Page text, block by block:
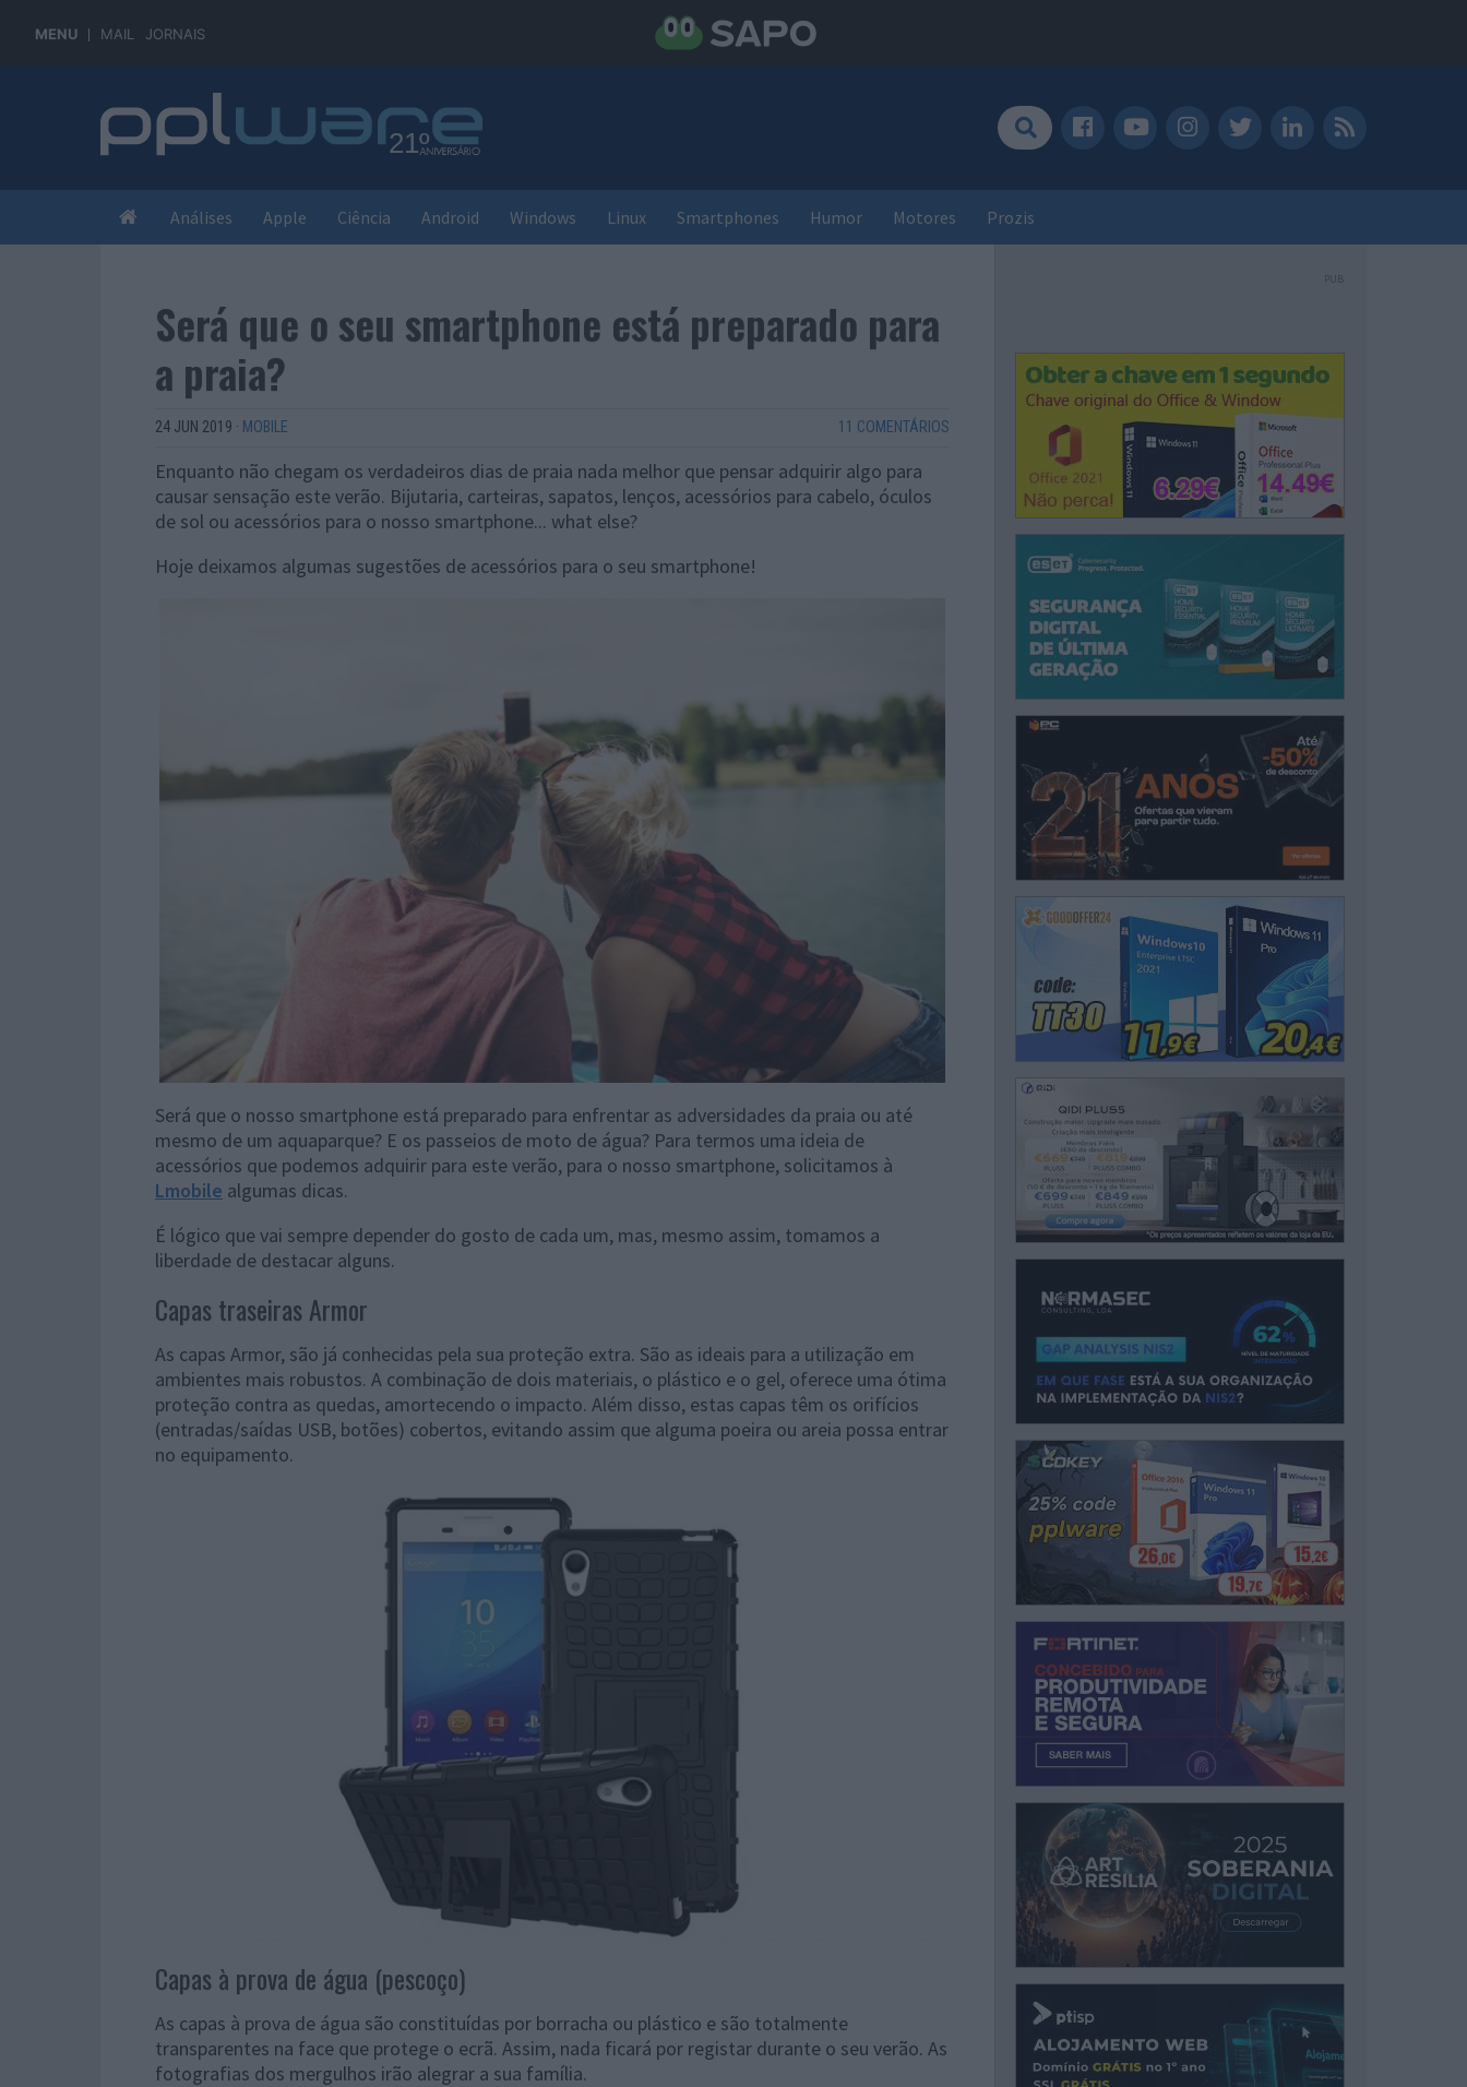
MENU MAIL JORNAIS
Análises Apple Ciência Android Windows Linux Smartphones Humor Motores Prozis
Será que o seu smartphone está preparado para
a praia?
24 JUN 2019 · MOBILE 11 COMENTÁRIOS
Enquanto não chegam os verdadeiros dias de praia nada melhor que pensar adquirir algo para
causar sensação este verão. Bijutaria, carteiras, sapatos, lenços, acessórios para cabelo, óculos
de sol ou acessórios para o nosso smartphone... what else?
Hoje deixamos algumas sugestões de acessórios para o seu smartphone!
Será que o nosso smartphone está preparado para enfrentar as adversidades da praia ou até
mesmo de um aquaparque? E os passeios de moto de água? Para termos uma ideia de
acessórios que podemos adquirir para este verão, para o nosso smartphone, solicitamos à
Lmobile algumas dicas.
É lógico que vai sempre depender do gosto de cada um, mas, mesmo assim, tomamos a
liberdade de destacar alguns.
Capas traseiras Armor
As capas Armor, são já conhecidas pela sua proteção extra. São as ideais para a utilização em
ambientes mais robustos. A combinação de dois materiais, o plástico e o gel, oferece uma ótima
proteção contra as quedas, amortecendo o impacto. Além disso, estas capas têm os orifícios
(entradas/saídas USB, botões) cobertos, evitando assim que alguma poeira ou areia possa entrar
no equipamento.
Capas à prova de água (pescoço)
As capas à prova de água são constituídas por borracha ou plástico e são totalmente
transparentes na face que protege o ecrã. Assim, nada ficará por registar durante o seu verão. As
fotografias dos mergulhos irão alegrar a sua família.
PUB